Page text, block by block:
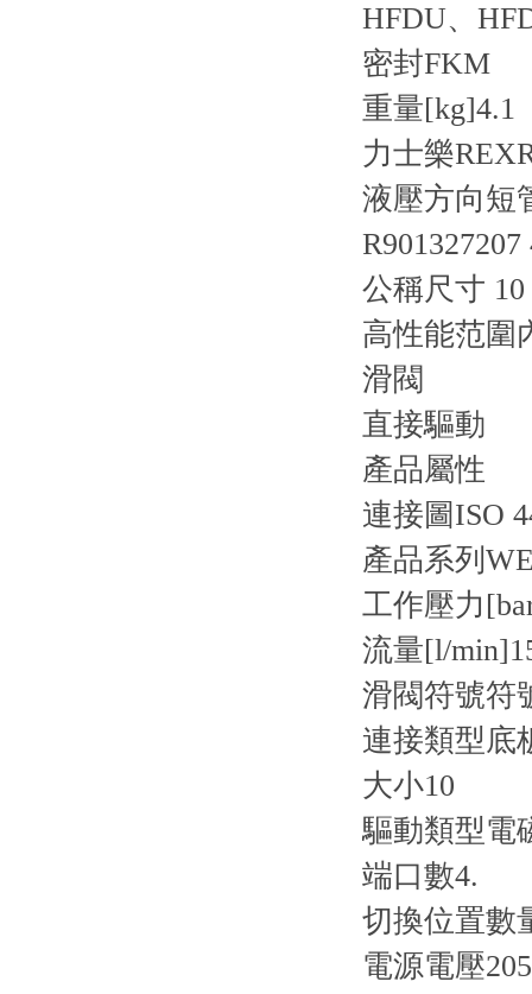
HFDU、
密封FKM
重量[kg]4.1
力士樂
液壓方向短
公稱尺寸
高性能范圍
滑閥
直接驅動
產品屬性
連接圖ISO
產品系列
工作壓力
流量[l/min]
滑閥符號符
連接類型底
大小10
驅動類型電
端口數4.
切換位置數
電源電壓